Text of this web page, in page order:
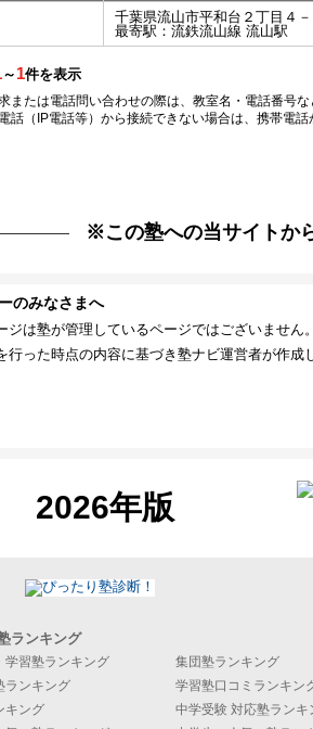
千葉県流山市平和台２丁目４－
最寄駅： 流鉄流山線 流山駅
～ 1件を表示
または電話問い合わせの際は、教室名・電話番号な
話（IP電話等）から接続できない場合は、携帯電話
※この塾への当サイトか
のみなさまへ
ジは塾が管理しているページではございません
行った時点の内容に基づき塾ナビ運営者が作成
2026年版
ランキング
学習塾ランキング
集団塾ランキング
ランキング
学習塾口コミランキン
キング
中学受験 対応塾ランキ